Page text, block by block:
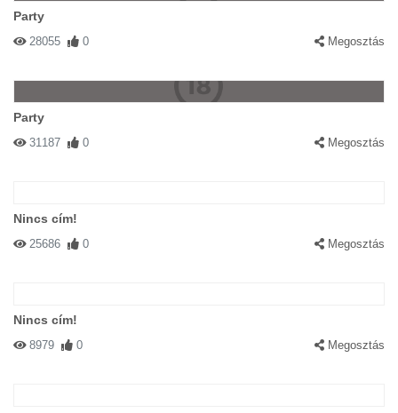
Party
28055 0 Megosztás
Party
31187 0 Megosztás
Nincs cím!
25686 0 Megosztás
Nincs cím!
8979 0 Megosztás